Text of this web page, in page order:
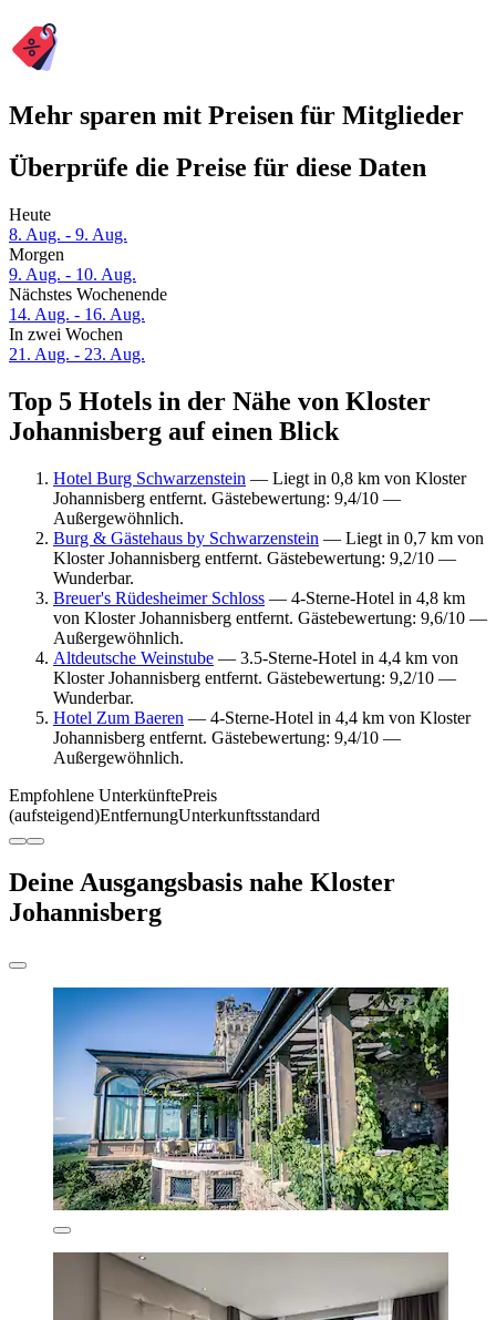
Mehr sparen mit Preisen für Mitglieder
Überprüfe die Preise für diese Daten
Heute
8. Aug. - 9. Aug.
Morgen
9. Aug. - 10. Aug.
Nächstes Wochenende
14. Aug. - 16. Aug.
In zwei Wochen
21. Aug. - 23. Aug.
Top 5 Hotels in der Nähe von Kloster
Johannisberg auf einen Blick
Hotel Burg Schwarzenstein — Liegt in 0,8 km von Kloster
Johannisberg entfernt. Gästebewertung: 9,4/10 —
Außergewöhnlich.
Burg & Gästehaus by Schwarzenstein — Liegt in 0,7 km von
Kloster Johannisberg entfernt. Gästebewertung: 9,2/10 —
Wunderbar.
Breuer's Rüdesheimer Schloss — 4-Sterne-Hotel in 4,8 km
von Kloster Johannisberg entfernt. Gästebewertung: 9,6/10 —
Außergewöhnlich.
Altdeutsche Weinstube — 3.5-Sterne-Hotel in 4,4 km von
Kloster Johannisberg entfernt. Gästebewertung: 9,2/10 —
Wunderbar.
Hotel Zum Baeren — 4-Sterne-Hotel in 4,4 km von Kloster
Johannisberg entfernt. Gästebewertung: 9,4/10 —
Außergewöhnlich.
Empfohlene UnterkünftePreis
(aufsteigend)EntfernungUnterkunftsstandard
Deine Ausgangsbasis nahe Kloster
Johannisberg